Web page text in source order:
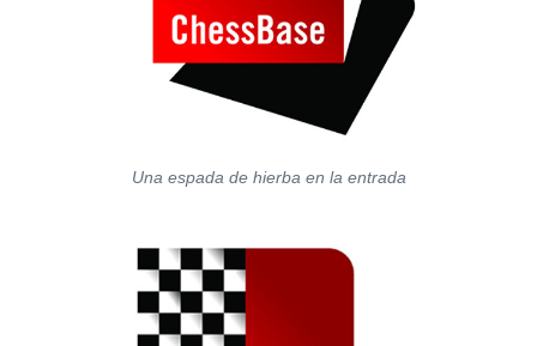
Una espada de hierba en la entrada